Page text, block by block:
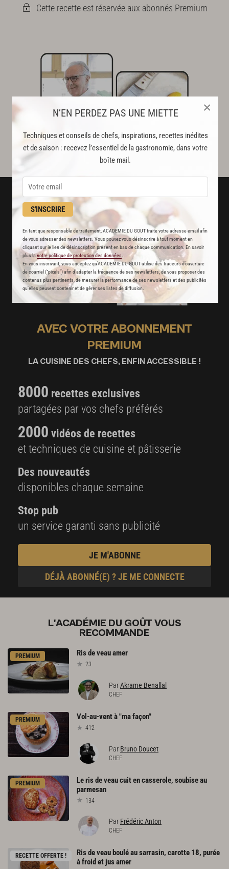
N’EN PERDEZ PAS UNE MIETTE
Techniques et conseils de chefs, inspirations, recettes inédites
et de saison : recevez l’essentiel de la gastronomie, dans votre
boîte mail.
S'INSCRIRE
En tant que responsable de traitement, ACADEMIE DU GOUT traite votre adresse email afin
de vous adresser des newsletters. Vous pouvez vous désinscrire à tout moment en
cliquant sur le lien de désinscription présent en bas de chaque communication. En savoir
plus lanotre politique de protection des données
En vous inscrivant, vous acceptez qu'ACADEMIE DU GOUT utilise des traceurs d’ouverture
de courriel (“pixels”) afin d’adapter la fréquence de ses newsletters, de vous proposer des
contenus plus pertinents, de mesurer la performance de ses newsletters et des publicités
qu’elles peuvent contenir et de gérer ses listes de diffusion.
×
Cette recette est réservée aux abonnés Premium
AVEC VOTRE ABONNEMENT
PREMIUM
LA CUISINE DES CHEFS, ENFIN ACCESSIBLE !
8000 recettes exclusives
partagées par vos chefs préférés
2000 vidéos de recettes
et techniques de cuisine et pâtisserie
Des nouveautés
disponibles chaque semaine
Stop pub
un service garanti sans publicité
JE M'ABONNE
DÉJÀ ABONNÉ(E) ? JE ME CONNECTE
L'ACADÉMIE DU GOÛT VOUS
RECOMMANDE
PREMIUM Risdeveauamer
23
ParAkrame Benallal
CHEF
PREMIUM Vol-au-ventà"mafaçon"
412
Par Bruno Doucet
CHEF
PREMIUM Lerisdeveaucuitencasserole, soubiseau
parmesan
134
Par Frédéric Anton
CHEF
RECETTE OFFERTE ! Risdeveau bouléausarrasin, carotte 18, purée
àfroid etjusamer